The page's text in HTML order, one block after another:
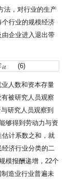
法，对行业的生产
行业的规模经济
企业进入退出带
it (6)
人数和资本存量
被研究人员观察
研究人员观察到
够得到劳动力与资
计系数之和，就
济行业分类的二
模报酬递增，22个
造业行业普遍未